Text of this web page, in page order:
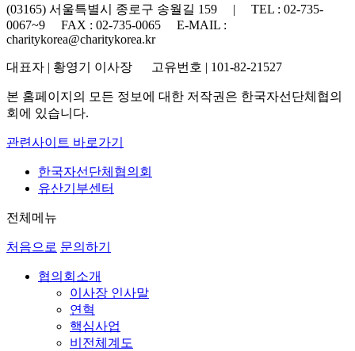
(03165) 서울특별시 종로구 송월길 159 | TEL : 02-735-
0067~9 FAX : 02-735-0065 E-MAIL :
charitykorea@charitykorea.kr
대표자 | 황영기 이사장 고유번호 | 101-82-21527
본 홈페이지의 모든 정보에 대한 저작권은 한국자선단체협의
회에 있습니다.
관련사이트 바로가기
한국자선단체협의회
유산기부센터
전체메뉴
처음으로 문의하기
협의회소개
이사장 인사말
연혁
핵심사업
비전체계도